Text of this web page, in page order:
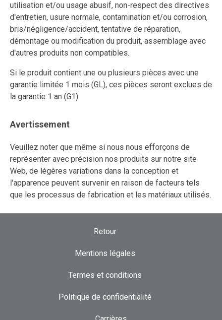
utilisation et/ou usage abusif, non-respect des directives
d'entretien, usure normale, contamination et/ou corrosion,
bris/négligence/accident, tentative de réparation,
démontage ou modification du produit, assemblage avec
d'autres produits non compatibles.
Si le produit contient une ou plusieurs pièces avec une
garantie limitée 1 mois (GL), ces pièces seront exclues de
la garantie 1 an (G1).
Avertissement
Veuillez noter que même si nous nous efforçons de
représenter avec précision nos produits sur notre site
Web, de légères variations dans la conception et
l'apparence peuvent survenir en raison de facteurs tels
que les processus de fabrication et les matériaux utilisés.
Retour
Mentions légales
Termes et conditions
Politique de confidentialité